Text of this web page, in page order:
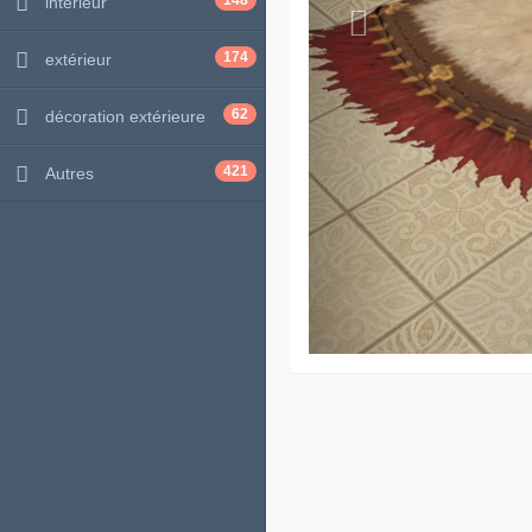
extérieur 174
décoration extérieure 62
Autres 421